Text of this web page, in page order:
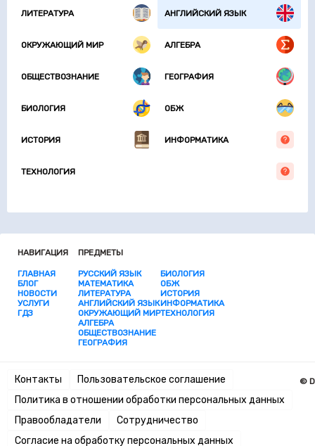
ЛИТЕРАТУРА АНГЛИЙСКИЙ ЯЗЫК
ОКРУЖАЮЩИЙ МИР АЛГЕБРА
ОБЩЕСТВОЗНАНИЕ ГЕОГРАФИЯ
БИОЛОГИЯ ОБЖ
ИСТОРИЯ ИНФОРМАТИКА
ТЕХНОЛОГИЯ
НАВИГАЦИЯ
ГЛАВНАЯ
БЛОГ
НОВОСТИ
УСЛУГИ
ГДЗ
ПРЕДМЕТЫ
РУССКИЙ ЯЗЫК
МАТЕМАТИКА
ЛИТЕРАТУРА
АНГЛИЙСКИЙ ЯЗЫК
ОКРУЖАЮЩИЙ МИР
АЛГЕБРА
ОБЩЕСТВОЗНАНИЕ
ГЕОГРАФИЯ
БИОЛОГИЯ
ОБЖ
ИСТОРИЯ
ИНФОРМАТИКА
ТЕХНОЛОГИЯ
Контакты
Пользовательское соглашение
Политика в отношении обработки персональных данных
Правообладатели
Сотрудничество
Согласие на обработку персональных данных
©